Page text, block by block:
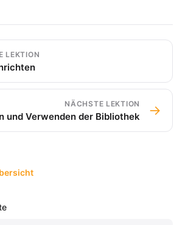
LEKTION
NÄCHSTE LEKTION
und Verwenden der Bibliothek →